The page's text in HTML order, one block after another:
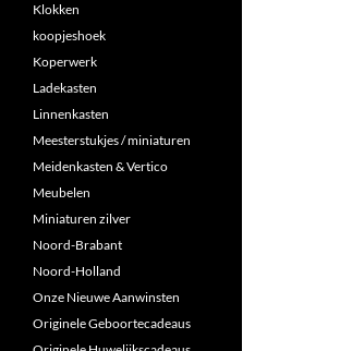
Klokken
koopjeshoek
Koperwerk
Ladekasten
Linnenkasten
Meesterstukjes / miniaturen
Meidenkasten & Vertico
Meubelen
Miniaturen zilver
Noord-Brabant
Noord-Holland
Onze Nieuwe Aanwinsten
Originele Geboortecadeaus